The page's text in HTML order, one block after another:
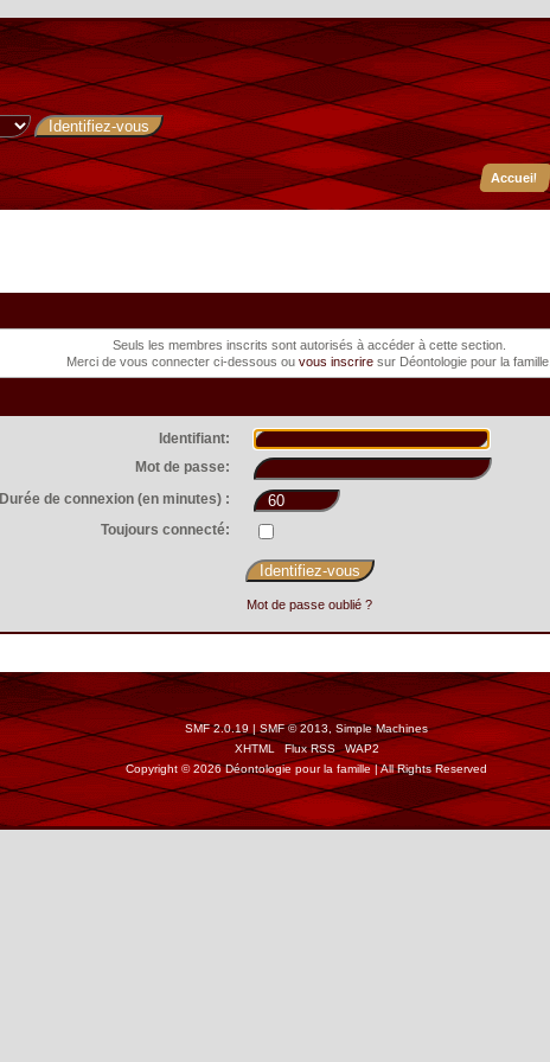
Accueil
Seuls les membres inscrits sont autorisés à accéder à cette section.
Merci de vous connecter ci-dessous ou vous inscrire sur Déontologie pour la famille.
Identifiant:
Mot de passe:
Durée de connexion (en minutes) :
Toujours connecté:
Mot de passe oublié ?
SMF 2.0.19 |SMF © 2013, Simple Machines
XHTML
Flux RSS
WAP2
Copyright © 2026 Déontologie pour la famille | All Rights Reserved